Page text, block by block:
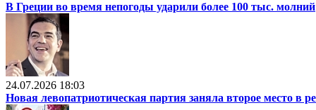
В Греции во время непогоды ударили более 100 тыс. молний
24.07.2026 18:03
Новая левопатриотическая партия заняла второе место в